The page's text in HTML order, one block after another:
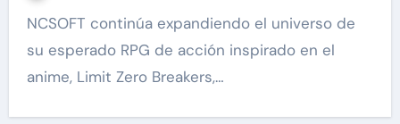
NCSOFT continúa expandiendo el universo de
su esperado RPG de acción inspirado en el
anime, Limit Zero Breakers,…